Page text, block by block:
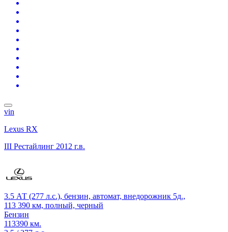
vin
Lexus RX
III Рестайлинг 2012 г.в.
3.5 АТ (277 л.с.), бензин, автомат, внедорожник 5д.,
113 390 км, полный, черный
Бензин
113390 км.